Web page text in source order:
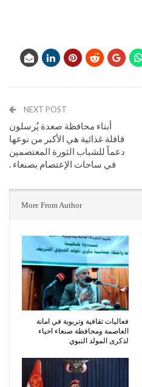
NEXT POST
أبناء محافظة صعدة يُرسلون
قافلة غذائية هي الأكبر من نوعها
دعماً للشباب الثورة المعتصمين
في ساحات الإعتصام بصنعاء .
More From Author
فعاليات ثقافية وتربوية في امانة
العاصمة ومحافظة صنعاء احياء
لذكرى المولد النبوي